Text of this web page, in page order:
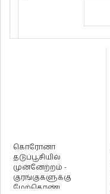
கொரோனா
தடுப்பூசியில்
முன்னேற்றம் -
குரங்குகளுக்கு
மேற்கொண்ட